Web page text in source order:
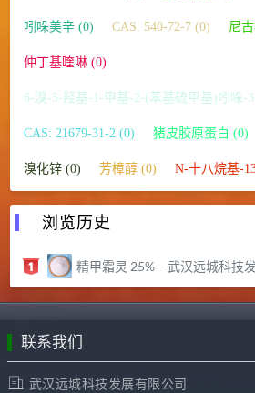
吲哚美辛 (0) CAS: 540-72-7 (0) 尼
仲丁基喹啉 (0)
6-溴-5-羟基-1-甲基-2-(苯基硫甲基)吲哚-
CAS: 21679-31-2 (0) 猪皮胶原蛋白 (0)
溴化锌 (0) 芳樟醇 (0) N-十八烷基-
浏览历史
精甲霜灵 25% – 武汉远城科技
联系我们
武汉远城科技发展有限公司